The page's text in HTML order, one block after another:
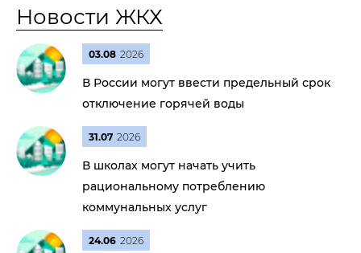
Новости ЖКХ
03.08 2026
В России могут ввести предельный срок
отключение горячей воды
31.07 2026
В школах могут начать учить
рациональному потреблению
коммунальных услуг
24.06 2026